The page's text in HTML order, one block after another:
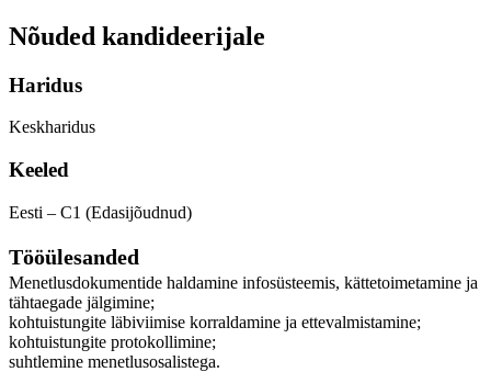
Nõuded kandideerijale
Haridus
Keskharidus
Keeled
Eesti – C1 (Edasijõudnud)
Tööülesanded
Menetlusdokumentide haldamine infosüsteemis, kättetoimetamine ja
tähtaegade jälgimine;
kohtuistungite läbiviimise korraldamine ja ettevalmistamine;
kohtuistungite protokollimine;
suhtlemine menetlusosalistega.